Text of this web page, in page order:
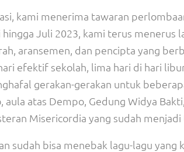
kami menerima tawaran
hingga Juli 2023, kami terus
aransemen, dan pencipta yang
efektif sekolah, lima hari di hari
gerakan-gerakan untuk
aula atas Dempo, Gedung Widya
Misericordia yang sudah
sudah bisa menebak lagu-lagu